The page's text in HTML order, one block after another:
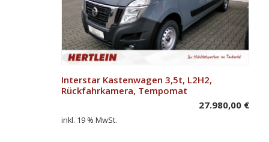
In den Warenkorb
Interstar Kastenwagen 3,5t, L2H2,
Rückfahrkamera, Tempomat
27.980,00 €
inkl. 19 % MwSt.